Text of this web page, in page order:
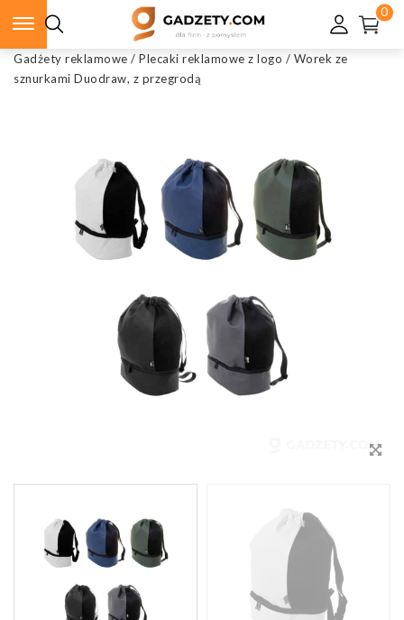
0
Gadżety reklamowe / Plecaki reklamowe z logo / Worek ze
sznurkami Duodraw, z przegrodą